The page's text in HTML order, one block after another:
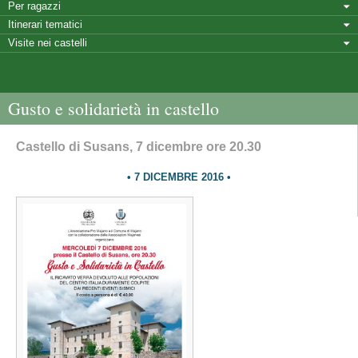
Per ragazzi
Itinerari tematici
Visite nei castelli
Gusto e solidarietà in castello
Castello di Susans, 7 dicembre ore 20.30
7 DICEMBRE 2016